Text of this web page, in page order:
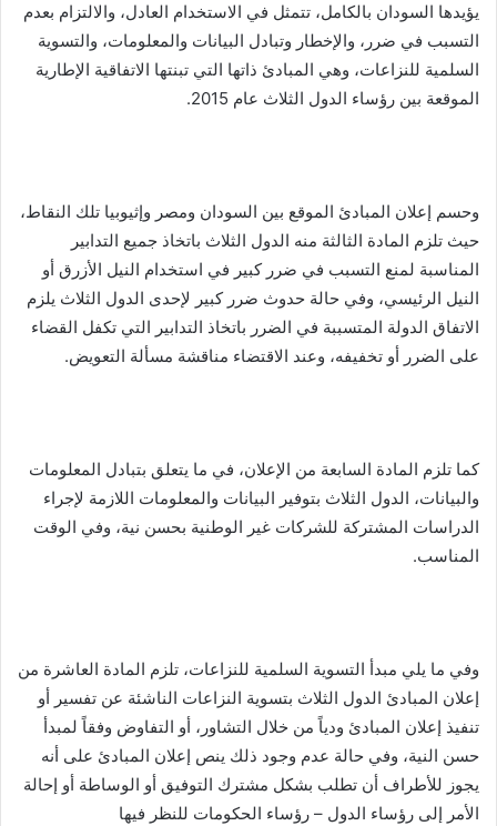
يؤيدها السودان بالكامل، تتمثل في الاستخدام العادل، والالتزام بعدم
التسبب في ضرر، والإخطار وتبادل البيانات والمعلومات، والتسوية
السلمية للنزاعات، وهي المبادئ ذاتها التي تبنتها الاتفاقية الإطارية
الموقعة بين رؤساء الدول الثلاث عام 2015.
وحسم إعلان المبادئ الموقع بين السودان ومصر وإثيوبيا تلك النقاط،
حيث تلزم المادة الثالثة منه الدول الثلاث باتخاذ جميع التدابير
المناسبة لمنع التسبب في ضرر كبير في استخدام النيل الأزرق أو
النيل الرئيسي، وفي حالة حدوث ضرر كبير لإحدى الدول الثلاث يلزم
الاتفاق الدولة المتسببة في الضرر باتخاذ التدابير التي تكفل القضاء
على الضرر أو تخفيفه، وعند الاقتضاء مناقشة مسألة التعويض.
كما تلزم المادة السابعة من الإعلان، في ما يتعلق بتبادل المعلومات
والبيانات، الدول الثلاث بتوفير البيانات والمعلومات اللازمة لإجراء
الدراسات المشتركة للشركات غير الوطنية بحسن نية، وفي الوقت
المناسب.
وفي ما يلي مبدأ التسوية السلمية للنزاعات، تلزم المادة العاشرة من
إعلان المبادئ الدول الثلاث بتسوية النزاعات الناشئة عن تفسير أو
تنفيذ إعلان المبادئ ودياً من خلال التشاور، أو التفاوض وفقاً لمبدأ
حسن النية، وفي حالة عدم وجود ذلك ينص إعلان المبادئ على أنه
يجوز للأطراف أن تطلب بشكل مشترك التوفيق أو الوساطة أو إحالة
الأمر إلى رؤساء الدول – رؤساء الحكومات للنظر فيها